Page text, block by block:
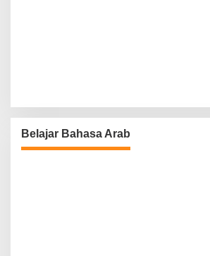
Belajar Bahasa Arab